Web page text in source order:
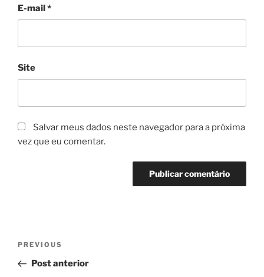
E-mail*
Site
Salvar meus dados neste navegador para a próxima
vez que eu comentar.
Navegação
Post
Previous
Post
PREVIOUS
Post anterior